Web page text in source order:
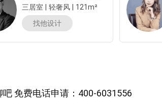
三居室 轻奢风
121m²
找他设计
免费电话申请：400-6031556